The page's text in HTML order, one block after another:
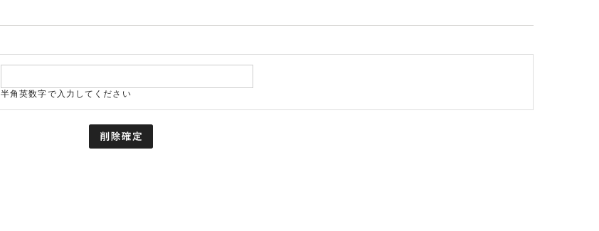
半角英数字で入力してください